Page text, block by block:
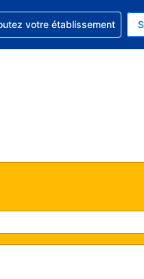
devise actuelle est
langue. Votre langue
de l'aide concernant
votre établissement